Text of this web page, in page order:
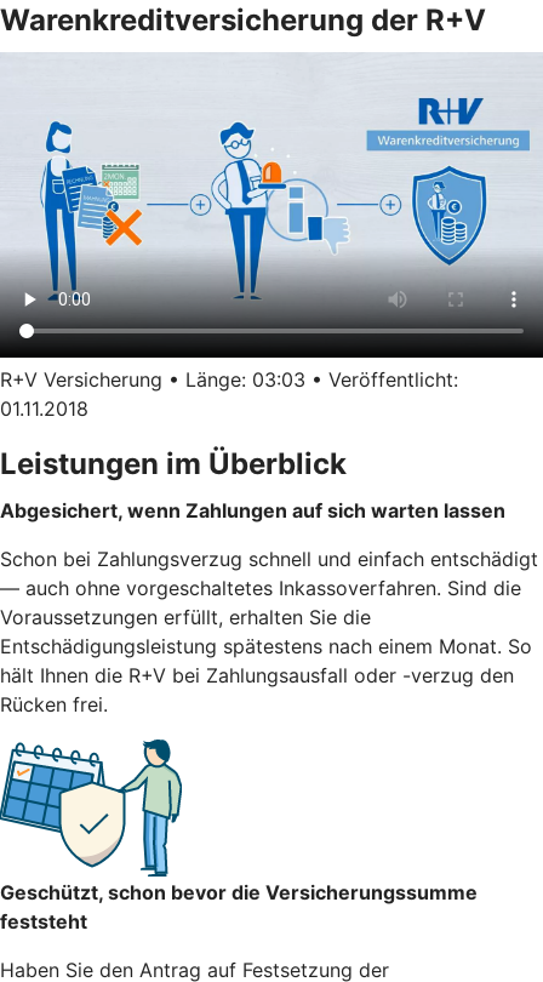
Warenkreditversicherung der R+V
R+V Versicherung • Länge: 03:03 • Veröffentlicht:
01.11.2018
Leistungen im Überblick
Abgesichert, wenn Zahlungen auf sich warten lassen
Schon bei Zahlungsverzug schnell und einfach entschädigt
— auch ohne vorgeschaltetes Inkassoverfahren. Sind die
Voraussetzungen erfüllt, erhalten Sie die
Entschädigungsleistung spätestens nach einem Monat. So
hält Ihnen die R+V bei Zahlungsausfall oder -verzug den
Rücken frei.
Geschützt, schon bevor die Versicherungssumme
feststeht
Haben Sie den Antrag auf Festsetzung der